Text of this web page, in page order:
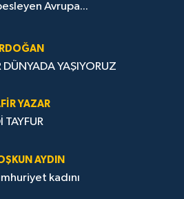
Avrupa...
DÜNYADA YAŞIYORUZ
YAZAR
TAYFUR
AYDIN
kadını